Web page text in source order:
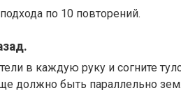
по 10 повторений.
в каждую руку и согните
должно быть параллельно